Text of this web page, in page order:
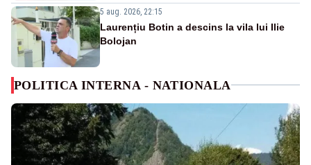
5 aug. 2026, 22:15
Laurențiu Botin a descins la vila lui Ilie
Bolojan
POLITICA INTERNA - NATIONALA